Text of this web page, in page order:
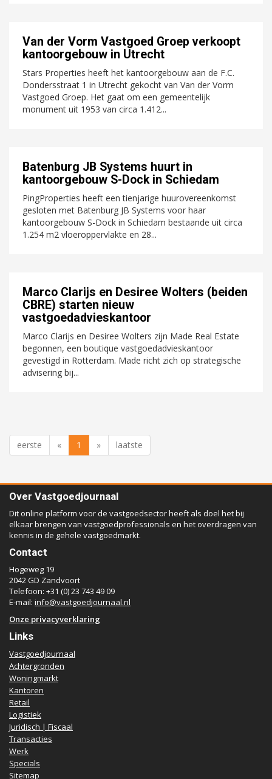
Van der Vorm Vastgoed Groep verkoopt
kantoorgebouw in Utrecht
Stars Properties heeft het kantoorgebouw aan de F.C.
Dondersstraat 1 in Utrecht gekocht van Van der Vorm
Vastgoed Groep. Het gaat om een gemeentelijk
monument uit 1953 van circa 1.412...
Batenburg JB Systems huurt in
kantoorgebouw S-Dock in Schiedam
PingProperties heeft een tienjarige huurovereenkomst
gesloten met Batenburg JB Systems voor haar
kantoorgebouw S-Dock in Schiedam bestaande uit circa
1.254 m2 vloeroppervlakte en 28...
Marco Clarijs en Desiree Wolters (beiden
CBRE) starten nieuw
vastgoedadvieskantoor
Marco Clarijs en Desiree Wolters zijn Made Real Estate
begonnen, een boutique vastgoedadvieskantoor
gevestigd in Rotterdam. Made richt zich op strategische
advisering bij...
eerste « 1 » laatste
Over Vastgoedjournaal
Dit online platform voor de vastgoedsector heeft als doel het bij
elkaar brengen van vastgoedprofessionals en het overdragen van
kennis in de gehele vastgoedmarkt.
Contact
Hogeweg 19
2042 GD Zandvoort
Telefoon: +31 (0) 23 743 49 09
E-mail: info@vastgoedjournaal.nl
Onze privacyverklaring
Links
Vastgoedjournaal
Achtergronden
Woningmarkt
Kantoren
Retail
Logistiek
Juridisch | Fiscaal
Transacties
Werk
Specials
Sitemap